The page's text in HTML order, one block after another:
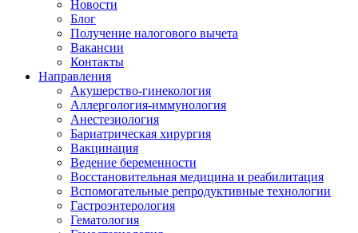
Новости
Блог
Получение налогового вычета
Вакансии
Контакты
Направления
Акушерство-гинекология
Аллергология-иммунология
Анестезиология
Бариатрическая хирургия
Вакцинация
Ведение беременности
Восстановительная медицина и реабилитация
Вспомогательные репродуктивные технологии
Гастроэнтерология
Гематология